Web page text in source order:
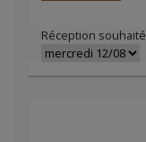
Réception